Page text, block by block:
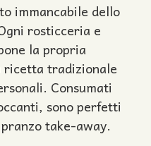
immancabile dello
rosticceria e
la propria
ricetta tradizionale
Consumati
sono perfetti
take-away.